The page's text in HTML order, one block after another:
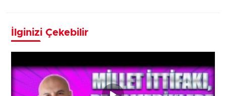
İlginizi Çekebilir